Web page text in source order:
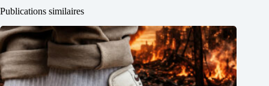
Publications similaires